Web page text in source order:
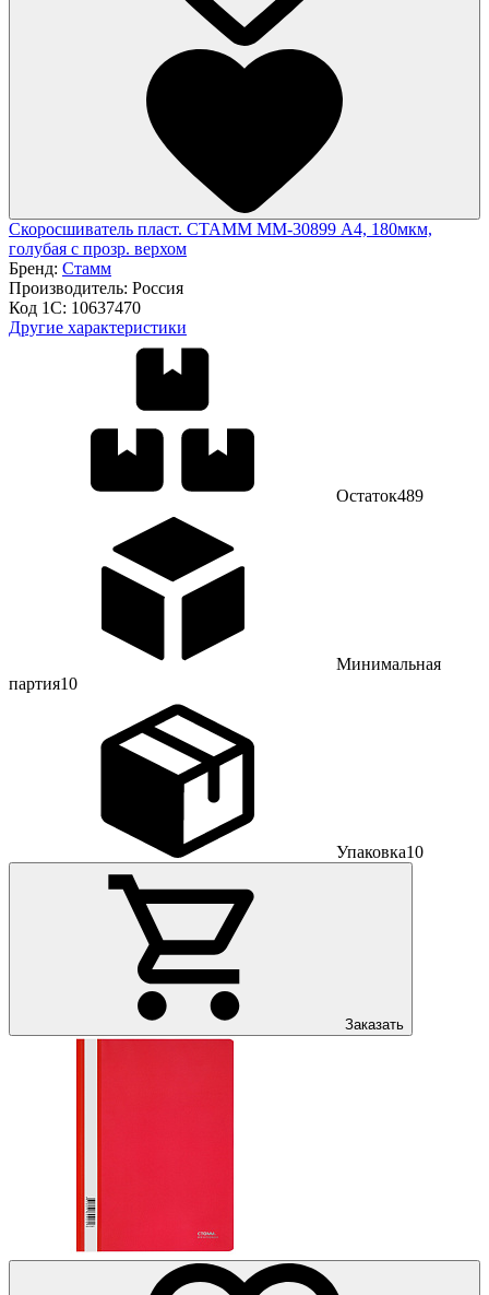
Скоросшиватель пласт. СТАММ ММ-30899 А4, 180мкм,
голубая с прозр. верхом
Бренд: Стамм
Производитель: Россия
Код 1С: 10637470
Другие характеристики
Остаток489
Минимальная
партия10
Упаковка10
Заказать